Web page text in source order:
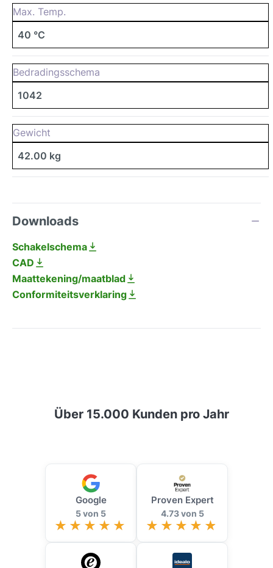
Max. Temp.
40 °C
Bedradingsschema
1042
Gewicht
42.00 kg
Downloads
Schakelschema
CAD
Maattekening/maatblad
Conformiteitsverklaring
Über 15.000 Kunden pro Jahr
Google
5 von 5
Proven Expert
4.73 von 5